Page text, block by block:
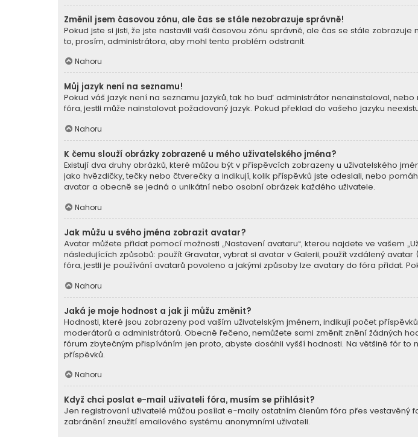
Změnil jsem časovou zónu, ale čas se stále nezobrazuje správně!
Pokud jste si jisti, že jste nastavili vaši časovou zónu správně, ale čas se stále
to, prosím, administrátora, aby mohl tento problém odstranit.
Nahoru
Můj jazyk není na seznamu!
Pokud váš jazyk není na seznamu jazyků, tak ho buď administrátor nenainstaloval,
fóra, jestli může nainstalovat požadovaný jazyk. Pokud překlad do vašeho jazyku
Nahoru
K čemu slouží obrázky zobrazené u mého uživatelského jména?
Existují dva druhy obrázků, které můžou být v příspěvcích zobrazeny u uživatelského
jako hvězdičky, tečky nebo čtverečky a indikují, kolik příspěvků jste odeslali, nebo
avatar a obecně se jedná o unikátní nebo osobní obrázek každého uživatele.
Nahoru
Jak můžu u svého jména zobrazit avatar?
Avatar můžete přidat pomocí možnosti „Nastavení avataru“, kterou najdete ve vašem
následujících způsobů: použít Gravatar, vybrat si avatar v Galerii, použít vzdálený
fóra, jestli je používání avatarů povoleno a jakými způsoby lze avatary do fóra přidat.
Nahoru
Jaká je moje hodnost a jak ji můžu změnit?
Hodnosti, které jsou zobrazeny pod vaším uživatelským jménem, indikují počet
moderátorů a administrátorů. Obecně řečeno, nemůžete sami změnit znění žádných
fórum zbytečným přispíváním jen proto, abyste dosáhli vyšší hodnosti. Na většině fór
příspěvků.
Nahoru
Když chci poslat e-mail uživateli fóra, musím se přihlásit?
Jen registrovaní uživatelé můžou posílat e-maily ostatním členům fóra přes
zabránění zneužití emailového systému anonymními uživateli.